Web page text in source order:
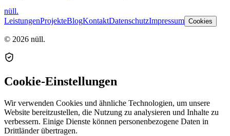
nüll.
LeistungenProjekteBlogKontaktDatenschutzImpressum Cookies
© 2026 nüll.
Cookie-Einstellungen
Wir verwenden Cookies und ähnliche Technologien, um unsere
Website bereitzustellen, die Nutzung zu analysieren und Inhalte zu
verbessern. Einige Dienste können personenbezogene Daten in
Drittländer übertragen.